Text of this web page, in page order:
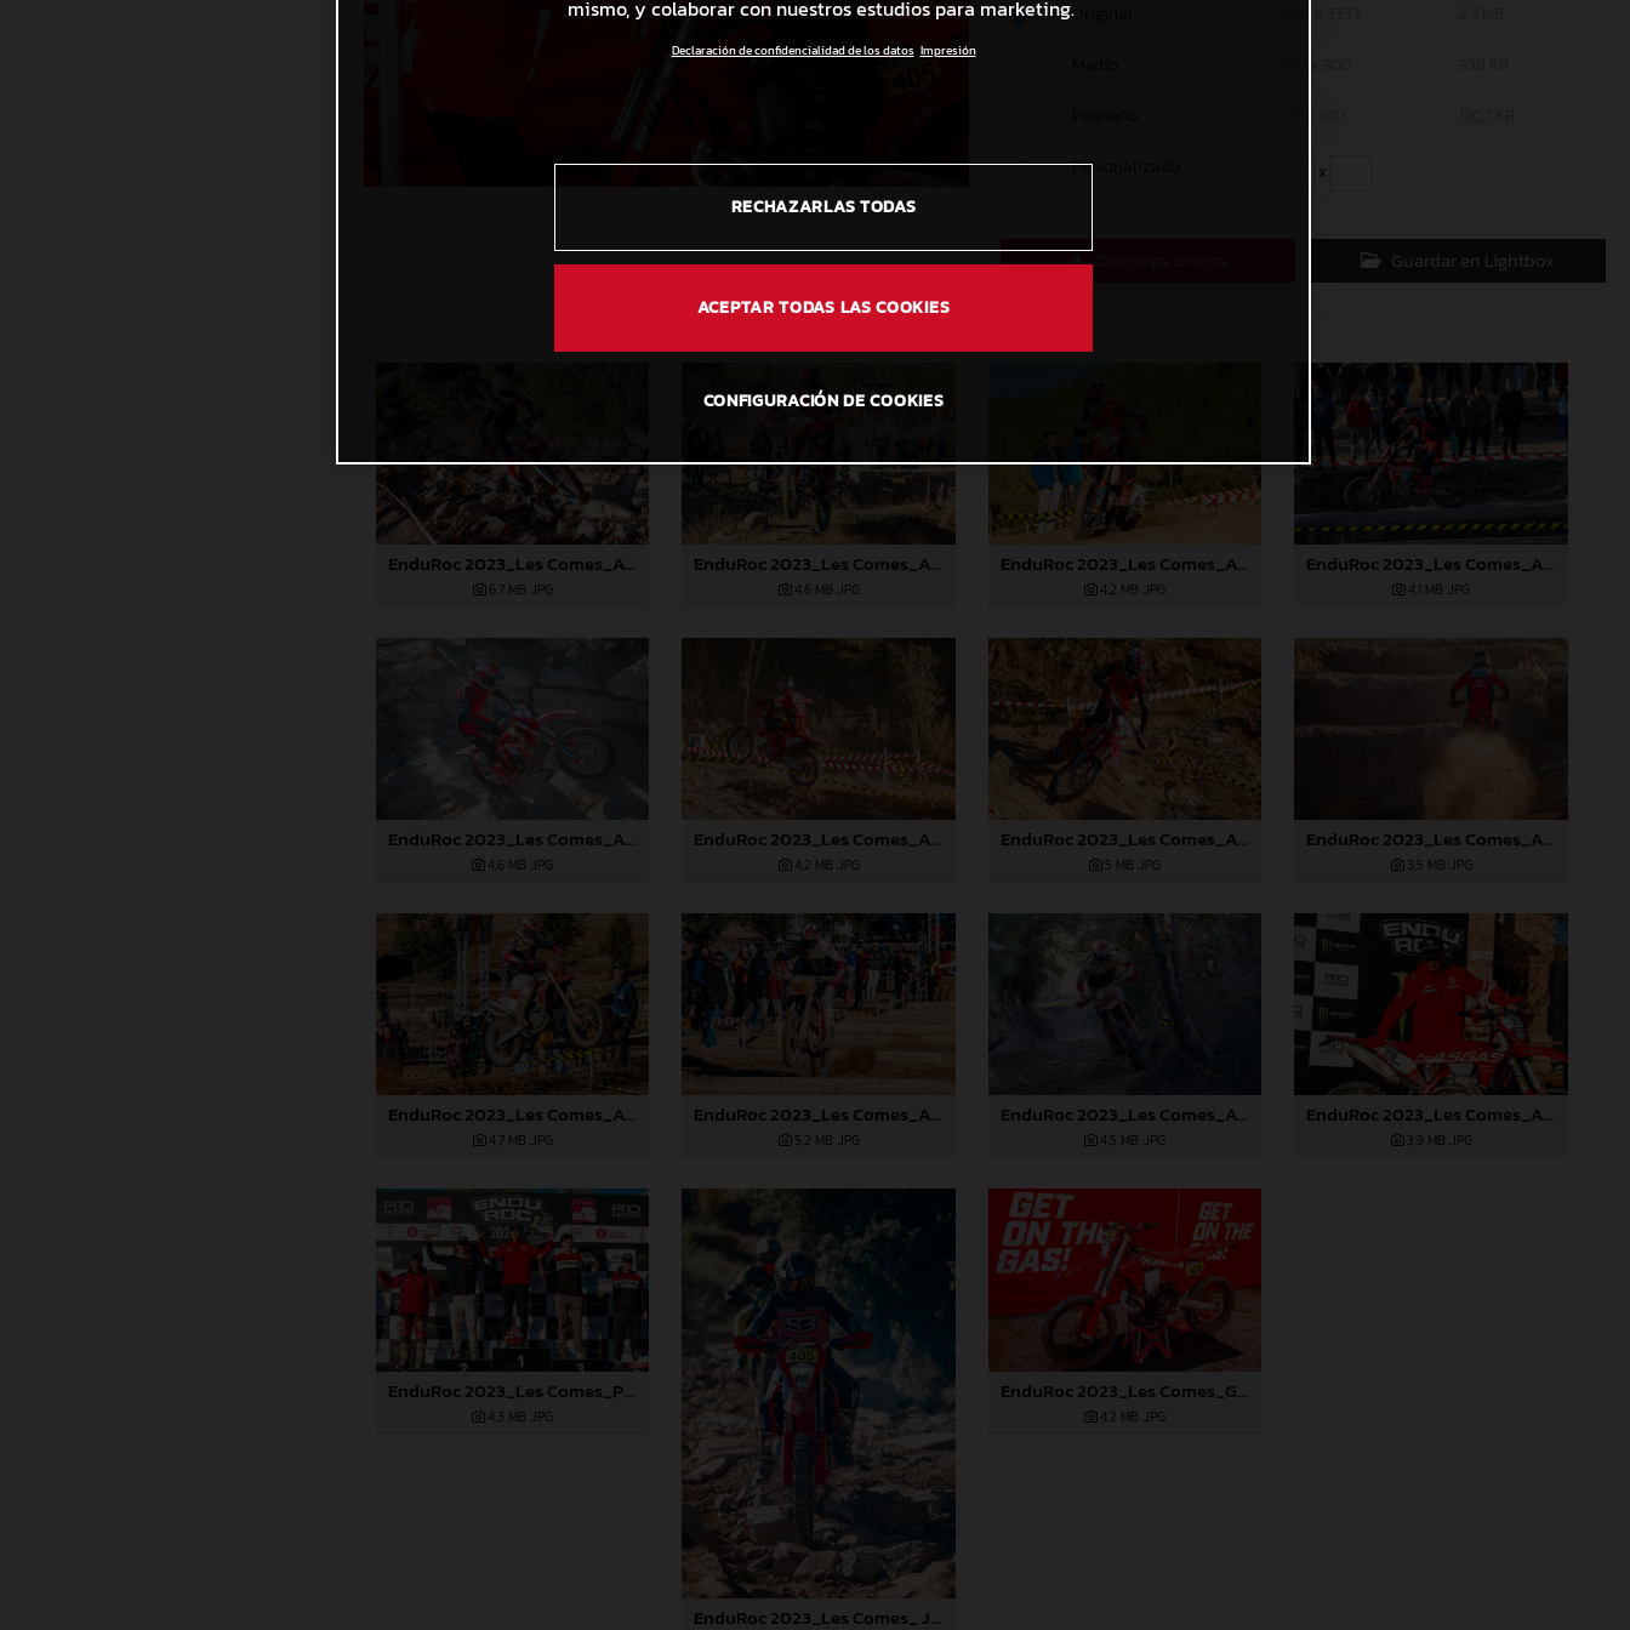
Original
Personalizado x
Descarga directa Guardar en Lightbox
EnduRoc 2023_Les Comes_Albert Fontova
6,7 MB .JPG
EnduRoc 2023_Les Comes_Albert Fontova
4,6 MB .JPG
EnduRoc 2023_Les Comes_Albert Fontova
4,2 MB .JPG
EnduRoc 2023_Les Comes_Albert Fontova
4,1 MB .JPG
EnduRoc 2023_Les Comes_Albert Fontova
4,6 MB .JPG
EnduRoc 2023_Les Comes_Albert Fontova
4,2 MB .JPG
EnduRoc 2023_Les Comes_Albert Fontova
5 MB .JPG
EnduRoc 2023_Les Comes_Albert Fontova
3,5 MB .JPG
EnduRoc 2023_Les Comes_Albert Fontova
4,7 MB .JPG
EnduRoc 2023_Les Comes_Albert Fontova
5,2 MB .JPG
EnduRoc 2023_Les Comes_Albert Fontova
4,5 MB .JPG
EnduRoc 2023_Les Comes_Albert Fontova
3,9 MB .JPG
EnduRoc 2023_Les Comes_Podio E2_Albert Fontova
4,3 MB .JPG
EnduRoc 2023_Les Comes_ Judit Carbonell, ganadora del concurso GASGAS
EnduRoc 2023_Les Comes_GASGAS EC 300
4,2 MB .JPG
mismo, y colaborar con nuestros estudios para marketing.
Declaración de confidencialidad de los datos Impresión
RECHAZARLAS TODAS
ACEPTAR TODAS LAS COOKIES
CONFIGURACIÓN DE COOKIES